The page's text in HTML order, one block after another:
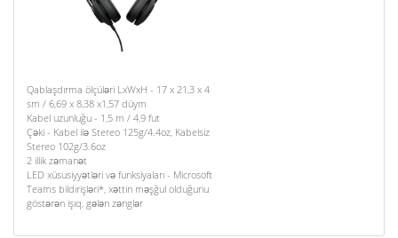
Qablaşdırma ölçüləri LxWxH - 17 x 21,3 x 4
sm / 6,69 x 8,38 x1,57 düym
Kabel uzunluğu - 1,5 m / 4,9 fut
Çəki - Kabel ilə Stereo 125g/4.4oz, Kabelsiz
Stereo 102g/3.6oz
2 illik zəmanət
LED xüsusiyyətləri və funksiyaları - Microsoft
Teams bildirişləri*, xəttin məşğul olduğunu
göstərən işıq, gələn zənglər